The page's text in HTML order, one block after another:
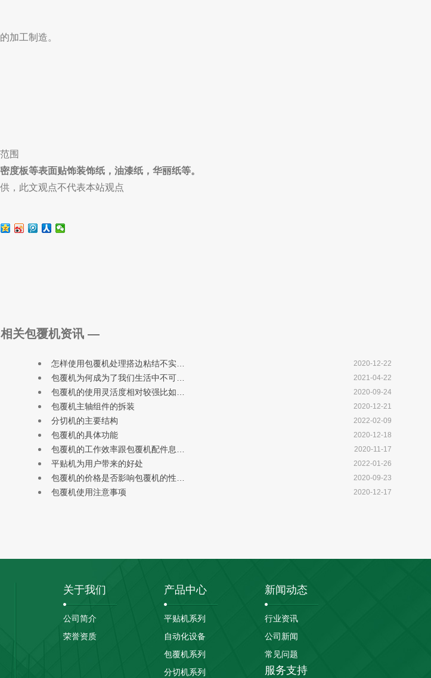
加工制造。
围
度板等表面贴饰装饰纸，油漆纸，华丽纸等。
，此文观点不代表本站观点
关包覆机资讯 —
怎样使用包覆机处理搭边粘结不实… 2020-12-22
包覆机为何成为了我们生活中不可… 2021-04-22
包覆机的使用灵活度相对较强比如… 2020-09-24
包覆机主轴组件的拆装 2020-12-21
分切机的主要结构 2022-02-09
包覆机的具体功能 2020-12-18
包覆机的工作效率跟包覆机配件息… 2020-11-17
平贴机为用户带来的好处 2022-01-26
包覆机的价格是否影响包覆机的性… 2020-09-23
包覆机使用注意事项 2020-12-17
关于我们
公司简介
荣誉资质
产品中心
平贴机系列
自动化设备
包覆机系列
分切机系列
新闻动态
行业资讯
公司新闻
常见问题
服务支持